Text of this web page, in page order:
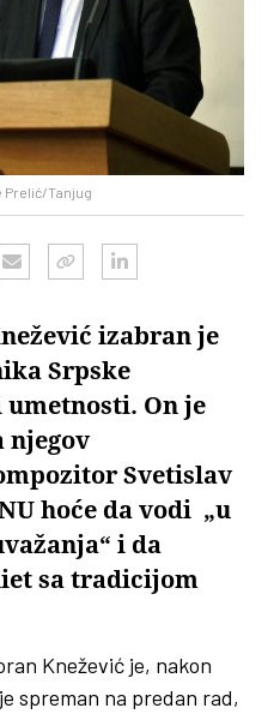
Prelić/Tanjug
izabran je
Srpske
On je
njegov
Svetislav
hoće da vodi „u
i da
sa tradicijom
Knežević je, nakon
spreman na predan rad,